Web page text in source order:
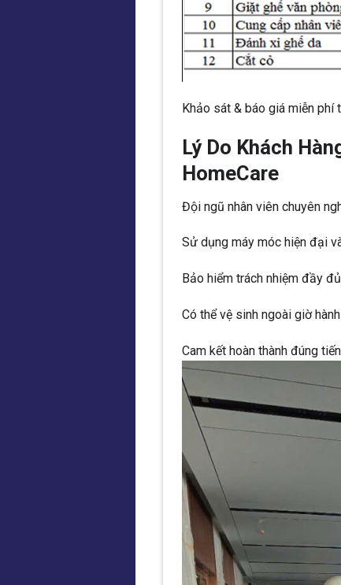
Khảo sát & báo giá miễn
Lý Do Khách
HomeCare
Đội ngũ nhân viên chuyên
Sử dụng máy móc hiện đại
Bảo hiểm trách nhiệm đầy
Có thể vệ sinh ngoài giờ
Cam kết hoàn thành đúng